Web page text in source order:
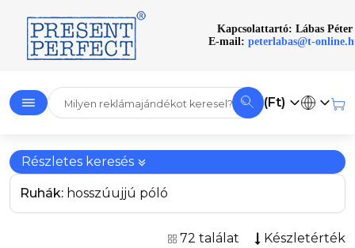
Kapcsolattartó: Lábas Péter
E-mail: peterlabas@t-
(Ft)
Részletes keresés
Ruhák: hosszúujjú póló
72 találat
Készletérték